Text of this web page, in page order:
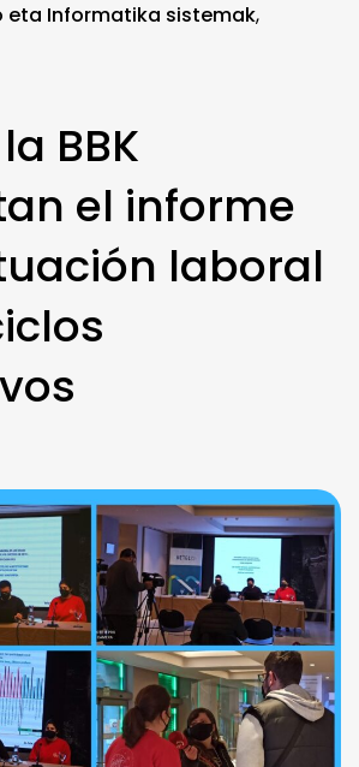
eta Informatika sistemak,
la BBK
el informe
laboral